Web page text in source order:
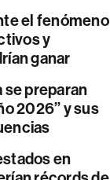
el fenómeno
y
ganar
se preparan
2026” y sus
en